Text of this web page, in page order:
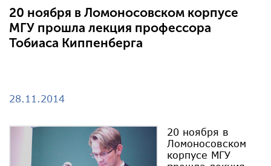
20 ноября в Ломоносовском корпусе
МГУ прошла лекция профессора
Тобиаса Киппенберга
28.11.2014
20 ноября в
Ломоносовском
корпусе МГУ